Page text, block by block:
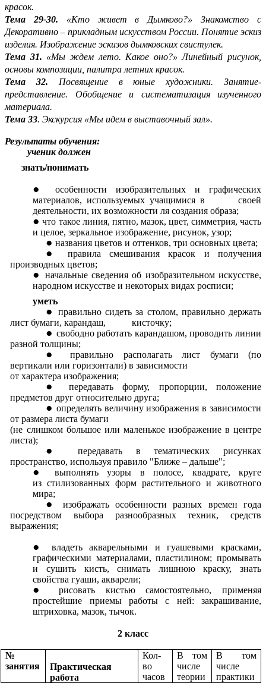
красок.
Тема 29-30. «Кто живет в Дымково?» Знакомство с
Декоративно – прикладным искусством России. Понятие эскиз
изделия. Изображение эскизов дымковских свистулек.
Тема 31. «Мы ждем лето. Какое оно?» Линейный рисунок,
основы композиции, палитра летних красок.
Тема 32. Посвящение в юные художники. Занятие-
представление. Обобщение и систематизация изученного
материала.
Тема 33. Экскурсия «Мы идем в выставочный зал».
Результаты обучения:
ученик должен
знать/понимать
особенности изобразительных и графических
материалов, используемых учащимися в своей
деятельности, их возможности ля создания образа;
что такое линия, пятно, мазок, цвет, симметрия, часть
и целое, зеркальное изображение, рисунок, узор;
названия цветов и оттенков, три основных цвета;
правила смешивания красок и получения
производных цветов;
начальные сведения об изобразительном искусстве,
народном искусстве и некоторых видах росписи;
уметь
правильно сидеть за столом, правильно держать
лист бумаги, карандаш, кисточку;
свободно работать карандашом, проводить линии
разной толщины;
правильно располагать лист бумаги (по
вертикали или горизонтали) в зависимости
от характера изображения;
передавать форму, пропорции, положение
предметов друг относительно друга;
определять величину изображения в зависимости
от размера листа бумаги
(не слишком большое или маленькое изображение в центре
листа);
передавать в тематических рисунках
пространство, используя правило "Ближе – дальше";
выполнять узоры в полосе, квадрате, круге
из стилизованных форм растительного и животного
мира;
изображать особенности разных времен года
посредством выбора разнообразных техник, средств
выражения;
владеть акварельными и гуашевыми красками,
графическими материалами, пластилином; промывать
и сушить кисть, снимать лишнюю краску, знать
свойства гуаши, акварели;
рисовать кистью самостоятельно, применяя
простейшие приемы работы с ней: закрашивание,
штриховка, мазок, тычок.
2 класс
№
занятия
Практическая
работа
Кол-
во
часов
В том
числе
теории
В том
числе
практики